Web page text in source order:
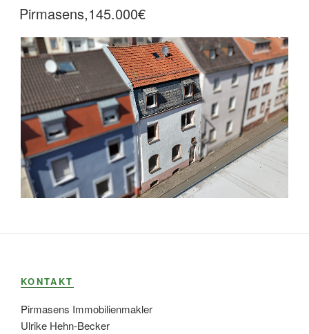
Pirmasens,145.000€
KONTAKT
Pirmasens Immobilienmakler
Ulrike Hehn-Becker